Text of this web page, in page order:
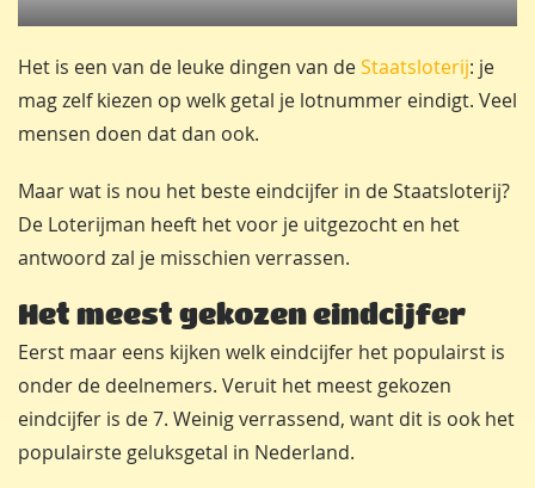
Het is een van de leuke dingen van deStaatsloterij: je
mag zelf kiezen op welk getal je lotnummer eindigt. Veel
mensen doen dat dan ook.
Maar wat is nou het beste eindcijfer in de Staatsloterij?
De Loterijman heeft het voor je uitgezocht en het
antwoord zal je misschien verrassen.
Het meest gekozen eindcijfer
Eerst maar eens kijken welk eindcijfer het populairst is
onder de deelnemers. Veruit het meest gekozen
eindcijfer is de 7. Weinig verrassend, want dit is ook het
populairste geluksgetal in Nederland.